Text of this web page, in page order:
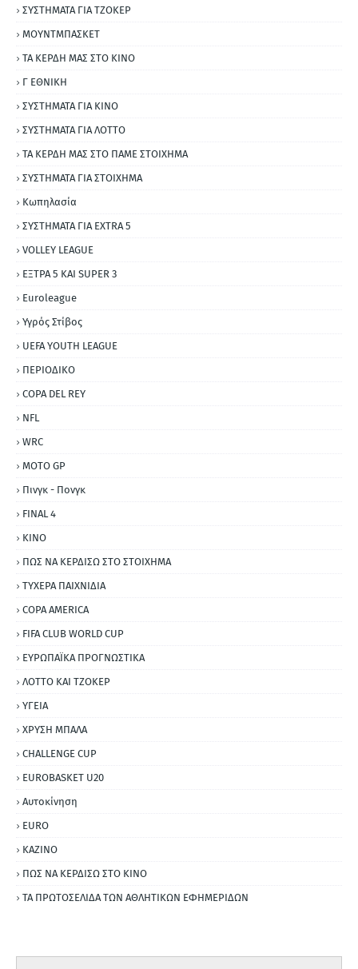
ΣΥΣΤΗΜΑΤΑ ΓΙΑ ΤΖΟΚΕΡ
ΜΟΥΝΤΜΠΑΣΚΕΤ
ΤΑ ΚΕΡΔΗ ΜΑΣ ΣΤΟ ΚΙΝΟ
Γ ΕΘΝΙΚΗ
ΣΥΣΤΗΜΑΤΑ ΓΙΑ ΚΙΝΟ
ΣΥΣΤΗΜΑΤΑ ΓΙΑ ΛΟΤΤΟ
ΤΑ ΚΕΡΔΗ ΜΑΣ ΣΤΟ ΠΑΜΕ ΣΤΟΙΧΗΜΑ
ΣΥΣΤΗΜΑΤΑ ΓΙΑ ΣΤΟΙΧΗΜΑ
Κωπηλασία
ΣΥΣΤΗΜΑΤΑ ΓΙΑ ΕΧΤRΑ 5
VOLLEY LEAGUE
ΕΞΤΡΑ 5 ΚΑΙ SUPER 3
Εuroleague
Υγρός Στίβος
UEFA YOUTH LEAGUE
ΠΕΡΙΟΔΙΚΟ
COPA DEL REY
NFL
WRC
MOTO GP
Πινγκ - Πονγκ
FINAL 4
ΚΙΝΟ
ΠΩΣ ΝΑ ΚΕΡΔΙΣΩ ΣΤΟ ΣΤΟΙΧΗΜΑ
ΤΥΧΕΡΑ ΠΑΙΧΝΙΔΙΑ
COPA AMERICA
FIFA CLUB WORLD CUP
ΕΥΡΩΠΑΪΚΑ ΠΡΟΓΝΩΣΤΙΚΑ
ΛΟΤΤΟ ΚΑΙ ΤΖΟΚΕΡ
ΥΓΕΙΑ
ΧΡΥΣΗ ΜΠΑΛΑ
CHALLENGE CUP
EUROBASKET U20
Αυτοκίνηση
ΕURO
ΚΑΖΙΝΟ
ΠΩΣ ΝΑ ΚΕΡΔΙΣΩ ΣΤΟ ΚΙΝΟ
ΤΑ ΠΡΩΤΟΣΕΛΙΔΑ ΤΩΝ ΑΘΛΗΤΙΚΩΝ ΕΦΗΜΕΡΙΔΩΝ